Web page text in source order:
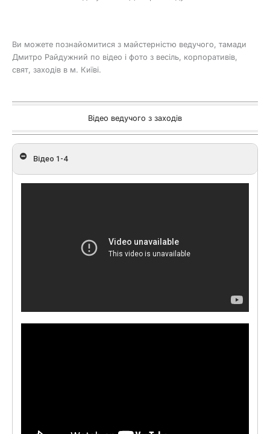
Ви можете познайомитися з майстерністю ведучого, тамади
Дмитро Райдужний по відео і фото з весіль, корпоративів,
свят, заходів в м. Київі.
Відео ведучого з заходів
Відео 1-4